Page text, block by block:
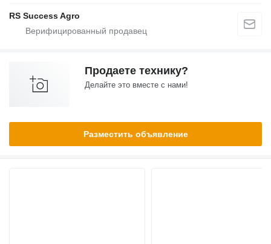
RS Success Agro
Продаете технику?
Делайте это вместе с нами!
Разместить объявление